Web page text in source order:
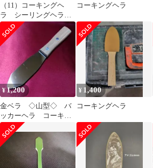
（11）コーキングヘ
ラ シーリングヘラ
ステンレス金ヘラ プ
ラ柄 吉川産業
コーキングヘラ
¥1,200
金ベラ ◇山型◇ バ
ッカーヘラ コーキン
グヘラ シーリングヘ
ラ
¥ 1,400
コーキングヘラ